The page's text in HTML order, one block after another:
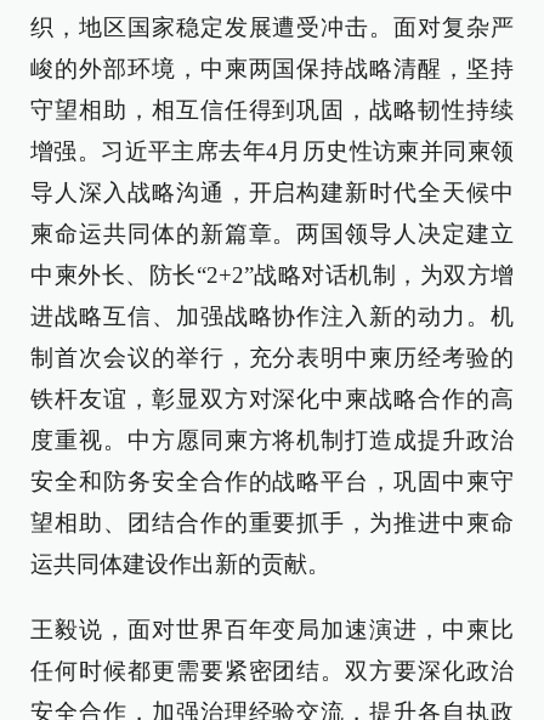
织，地区国家稳定发展遭受冲击。面对复杂严
峻的外部环境，中柬两国保持战略清醒，坚持
守望相助，相互信任得到巩固，战略韧性持续
增强。习近平主席去年4月历史性访柬并同柬领
导人深入战略沟通，开启构建新时代全天候中
柬命运共同体的新篇章。两国领导人决定建立
中柬外长、防长“2+2”战略对话机制，为双方增
进战略互信、加强战略协作注入新的动力。机
制首次会议的举行，充分表明中柬历经考验的
铁杆友谊，彰显双方对深化中柬战略合作的高
度重视。中方愿同柬方将机制打造成提升政治
安全和防务安全合作的战略平台，巩固中柬守
望相助、团结合作的重要抓手，为推进中柬命
运共同体建设作出新的贡献。
王毅说，面对世界百年变局加速演进，中柬比
任何时候都更需要紧密团结。双方要深化政治
安全合作，加强治理经验交流，提升各自执政